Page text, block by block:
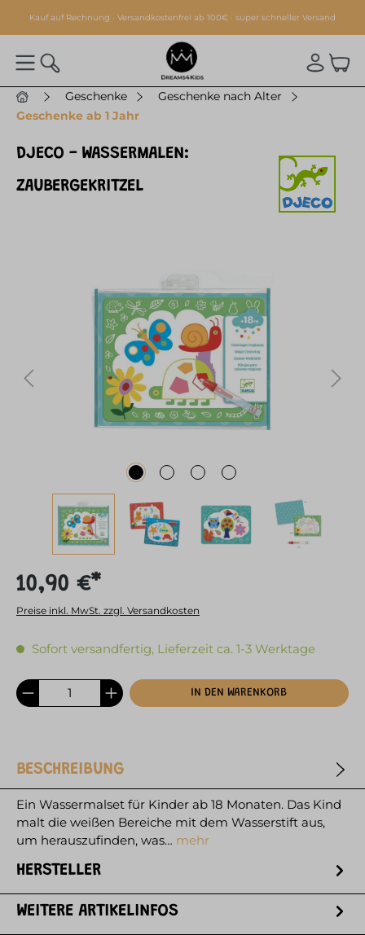
springen
Kauf auf Rechnung · Versandkostenfrei ab 100€ · super schneller Versand
Geschenke
Geschenke nach Alter
Geschenke ab 1 Jahr
DJECO - WASSERMALEN:
ZAUBERGEKRITZEL
10,90 €*
Preise inkl. MwSt. zzgl. Versandkosten
Sofort versandfertig, Lieferzeit ca. 1-3 Werktage
IN DEN WARENKORB
BESCHREIBUNG
Ein Wassermalset für Kinder ab 18 Monaten. Das Kind
malt die weißen Bereiche mit dem Wasserstift aus,
um herauszufinden, was… mehr
HERSTELLER
WEITERE ARTIKELINFOS